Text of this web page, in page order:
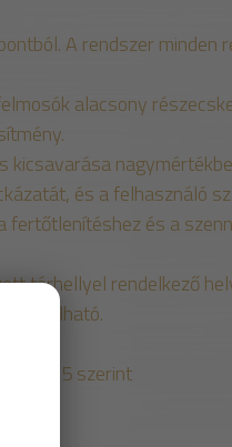
A rendszer minden
alacsony
kicsavarása
és a felhasználó
fertőtlenítéshez és a
tárhellyel rendelkező
17665 szerint